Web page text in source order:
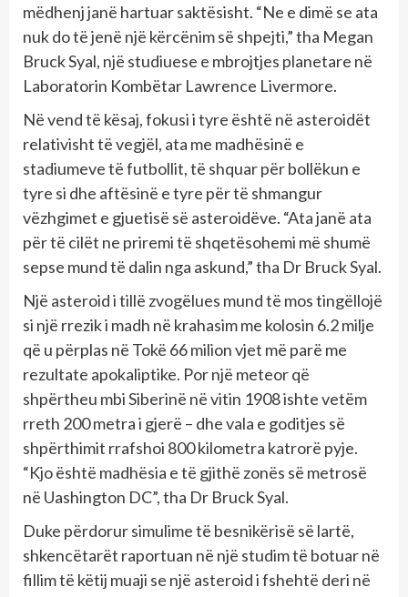
mëdhenj janë hartuar saktësisht. “Ne e dimë se ata
nuk do të jenë një kërcënim së shpejti,” tha Megan
Bruck Syal, një studiuese e mbrojtjes planetare në
Laboratorin Kombëtar Lawrence Livermore.
Në vend të kësaj, fokusi i tyre është në asteroidët
relativisht të vegjël, ata me madhësinë e
stadiumeve të futbollit, të shquar për bollëkun e
tyre si dhe aftësinë e tyre për të shmangur
vëzhgimet e gjuetisë së asteroidëve. “Ata janë ata
për të cilët ne priremi të shqetësohemi më shumë
sepse mund të dalin nga askund,” tha Dr Bruck Syal.
Një asteroid i tillë zvogëlues mund të mos tingëllojë
si një rrezik i madh në krahasim me kolosin 6.2 milje
që u përplas në Tokë 66 milion vjet më parë me
rezultate apokaliptike. Por një meteor që
shpërtheu mbi Siberinë në vitin 1908 ishte vetëm
rreth 200 metra i gjerë – dhe vala e goditjes së
shpërthimit rrafshoi 800 kilometra katrorë pyje.
“Kjo është madhësia e të gjithë zonës së metrosë
në Uashington DC”, tha Dr Bruck Syal.
Duke përdorur simulime të besnikërisë së lartë,
shkencëtarët raportuan në një studim të botuar në
fillim të këtij muaji se një asteroid i fshehtë deri në